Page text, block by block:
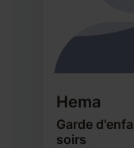
Hema
Garde
soirs